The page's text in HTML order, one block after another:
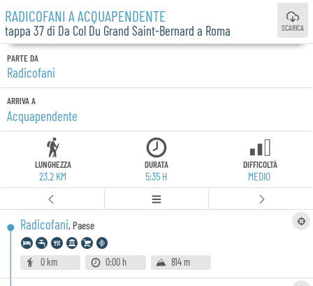
RADICOFANI A ACQUAPENDENTE
tappa 37 di Da Col Du Grand Saint-Bernard a Roma SCARICA
PARTE DA
Radicofani
ARRIVA A
Acquapendente
LUNGHEZZA
23.2 KM
DURATA
5:35 H
DIFFICOLTÀ
MEDIO
Radicofani, Paese
0 km 0:00 h 814 m